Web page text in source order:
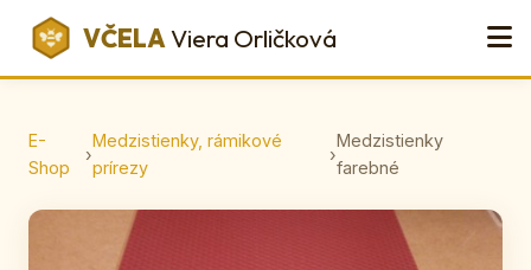
VČELAViera Orličková
E-
Shop
›
Medzistienky, rámikové
prírezy
›
Medzistienky
farebné